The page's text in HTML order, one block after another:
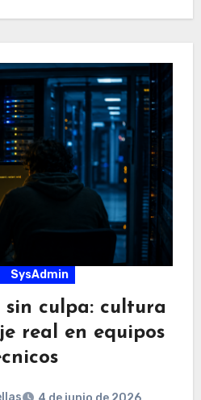
SysAdmin
sin culpa: cultura
real en equipos